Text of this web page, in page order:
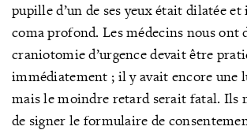
pupille d’un de ses yeux était dilatée
coma profond. Les médecins nous ont
craniotomie d’urgence devait être
immédiatement ; il y avait encore une
mais le moindre retard serait fatal. Ils
de signer le formulaire de